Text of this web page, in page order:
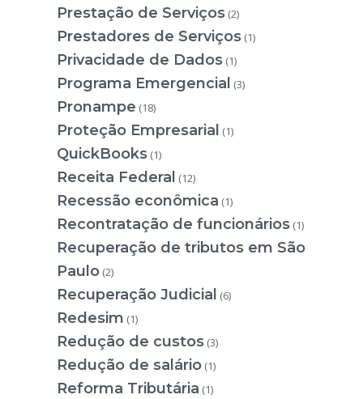
Prestação de Serviços (2)
Prestadores de Serviços (1)
Privacidade de Dados (1)
Programa Emergencial (3)
Pronampe (18)
Proteção Empresarial (1)
QuickBooks (1)
Receita Federal (12)
Recessão econômica (1)
Recontratação de funcionários (1)
Recuperação de tributos em São
Paulo (2)
Recuperação Judicial (6)
Redesim (1)
Redução de custos (3)
Redução de salário (1)
Reforma Tributária (1)